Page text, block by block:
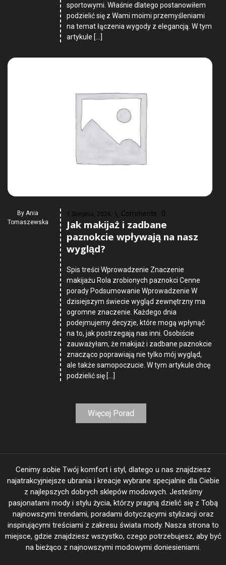
sportowymi. Właśnie dlatego postanowiłem
podzielić się z Wami moimi przemyśleniami
na temat łączenia wygody z elegancją. W tym
artykule […]
By Ania
Tomaszewska
1 Sierpnia, 2026 Comments : 0
Jak makijaż i zadbane
paznokcie wpływają na nasz
wygląd?
Spis treści Wprowadzenie Znaczenie
makijażu Rola zrobionych paznokci Cenne
porady Podsumowanie Wprowadzenie W
dzisiejszym świecie wygląd zewnętrzny ma
ogromne znaczenie. Każdego dnia
podejmujemy decyzje, które mogą wpłynąć
na to, jak postrzegają nas inni. Osobiście
zauważyłam, że makijaż i zadbane paznokcie
znacząco poprawiają nie tylko mój wygląd,
ale także samopoczucie. W tym artykule chcę
podzielić się […]
Więcej Porad
Cenimy sobie Twój komfort i styl, dlatego u nas znajdziesz
najatrakcyjniejsze ubrania i kreacje wybrane specjalnie dla Ciebie
z najlepszych dobrych sklepów modowych. Jesteśmy
pasjonatami mody i stylu życia, którzy pragną dzielić się z Tobą
najnowszymi trendami, poradami dotyczącymi stylizacji oraz
inspirującymi treściami z zakresu świata mody. Nasza strona to
miejsce, gdzie znajdziesz wszystko, czego potrzebujesz, aby być
na bieżąco z najnowszymi modowymi doniesieniami.